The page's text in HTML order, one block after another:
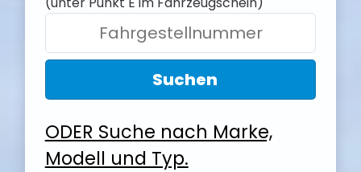
Suchen
ODER Suche nach Marke,
Modell und Typ.